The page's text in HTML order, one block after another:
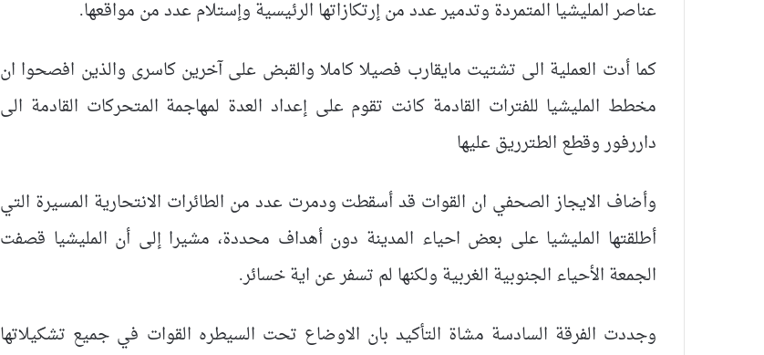
عناصر المليشيا المتمردة وتدمير عدد من إرتكازاتها الرئيسية وإستلام عدد من مواقعها.
كما أدت العملية الى تشتيت مايقارب فصيلا كاملا والقبض على آخرين كاسرى والذين افصحوا ان
مخطط المليشيا للفترات القادمة كانت تقوم على إعداد العدة لمهاجمة المتحركات القادمة الى
داررفور وقطع الطترريق عليها
وأضاف الايجاز الصحفي ان القوات قد أسقطت ودمرت عدد من الطائرات الانتحارية المسيرة التي
أطلقتها المليشيا على بعض احياء المدينة دون أهداف محددة، مشيرا إلى أن المليشيا قصفت
الجمعة الأحياء الجنوبية الغربية ولكنها لم تسفر عن اية خسائر.
وجددت الفرقة السادسة مشاة التأكيد بان الاوضاع تحت السيطره القوات في جميع تشكيلاتها